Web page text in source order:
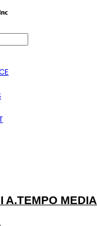
A.TEMPO MEDIA